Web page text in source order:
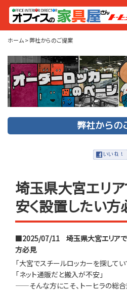
弊社からの
ホーム>弊社からのご提案
弊社からの
埼玉県大宮エリ
安く設置したい方
■2025/07/11
埼玉県大宮エリア
方必見
「大宮でスチールロッカーを探してい
「ネット通販だと搬入が不安」
——そんな方にこそ、トーヒラの総合